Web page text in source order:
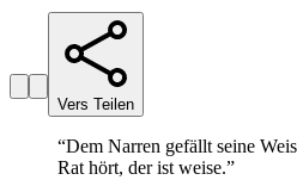
Vers Teilen
“Dem Narren gefällt seine
Rat hört, der ist weise.”